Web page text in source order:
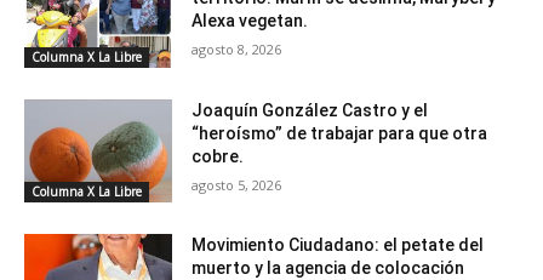
Columna X La Libre
Alexa vegetan.
agosto 8, 2026
Columna X La Libre
Joaquín González Castro y el
“heroísmo” de trabajar para que otra
cobre.
agosto 5, 2026
Movimiento Ciudadano: el petate del
muerto y la agencia de colocación